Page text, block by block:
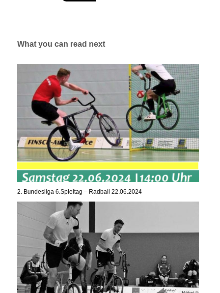
What you can read next
2. Bundesliga 6.Spieltag – Radball 22.06.2024